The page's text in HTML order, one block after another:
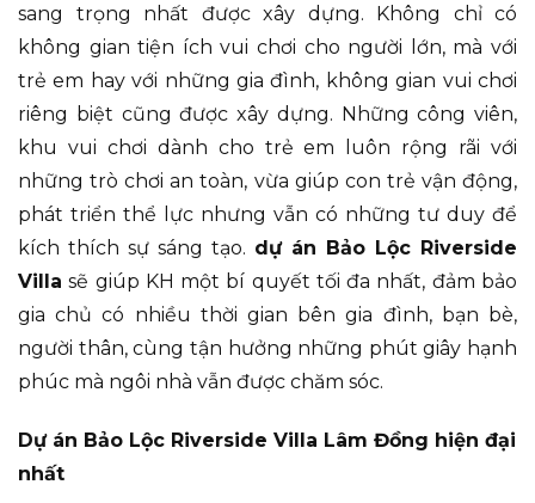
sang trọng nhất được xây dựng. Không chỉ có
không gian tiện ích vui chơi cho người lớn, mà với
trẻ em hay với những gia đình, không gian vui chơi
riêng biệt cũng được xây dựng. Những công viên,
khu vui chơi dành cho trẻ em luôn rộng rãi với
những trò chơi an toàn, vừa giúp con trẻ vận động,
phát triển thể lực nhưng vẫn có những tư duy để
kích thích sự sáng tạo. dự án Bảo Lộc Riverside
Villa sẽ giúp KH một bí quyết tối đa nhất, đảm bảo
gia chủ có nhiều thời gian bên gia đình, bạn bè,
người thân, cùng tận hưởng những phút giây hạnh
phúc mà ngôi nhà vẫn được chăm sóc.
Dự án Bảo Lộc Riverside Villa Lâm Đồng hiện đại
nhất